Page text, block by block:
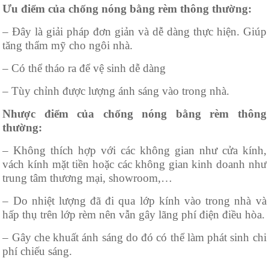
Ưu điểm của chống nóng bằng rèm thông thường:
– Đây là giải pháp đơn giản và dễ dàng thực hiện. Giúp
tăng thẩm mỹ cho ngôi nhà.
– Có thể tháo ra để vệ sinh dễ dàng
– Tùy chỉnh được lượng ánh sáng vào trong nhà.
Nhược điểm của chống nóng bằng rèm thông
thường:
– Không thích hợp với các không gian như cửa kính,
vách kính mặt tiền hoặc các không gian kinh doanh như
trung tâm thương mại, showroom,…
– Do nhiệt lượng đã đi qua lớp kính vào trong nhà và
hấp thụ trên lớp rèm nên vẫn gây lãng phí điện điều hòa.
– Gây che khuất ánh sáng do đó có thể làm phát sinh chi
phí chiếu sáng.